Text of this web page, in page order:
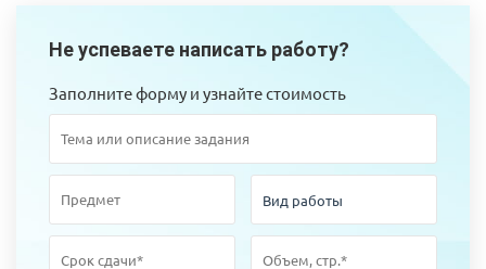
Не успеваете написать работу?
Заполните форму и узнайте стоимость